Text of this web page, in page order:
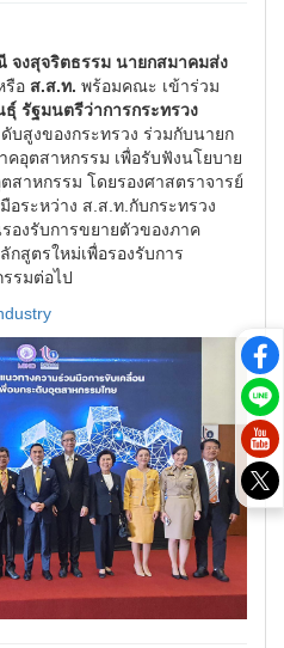
จงสุจริตธรรม นายกสมาคมส่ง
รือ ส.ส.ท. พร้อมคณะ เข้าร่วม
รัฐมนตรีว่าการกระทรวง
บสูงของกระทรวง ร่วมกับนายก
อุตสาหกรรม เพื่อรับฟังนโยบาย
สาหกรรม โดยรองศาสตราจารย์
ระหว่าง ส.ส.ท.กับกระทรวง
องรับการขยายตัวของภาค
สูตรใหม่เพื่อรองรับการ
รมต่อไป